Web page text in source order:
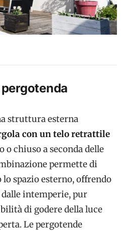
struttura esterna
con un telo retrattile
o chiuso a seconda delle
permette di
spazio esterno, offrendo
dalle intemperie, pur
di godere della luce
Le pergotende